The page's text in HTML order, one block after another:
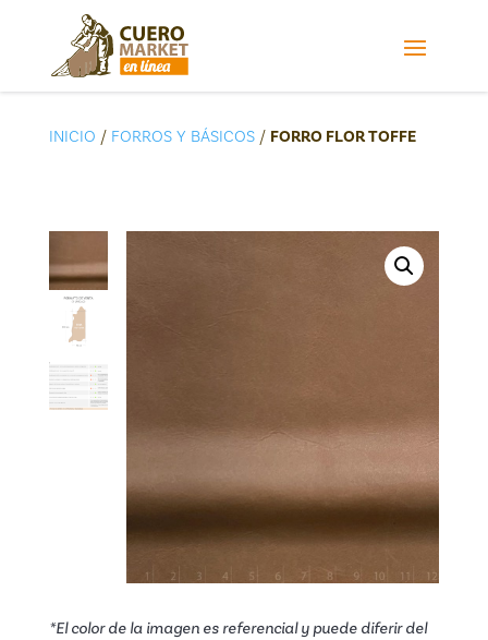
INICIO / FORROS Y BÁSICOS/ FORRO FLOR TOFFE
*El color de la imagen es referencial y puede diferir del